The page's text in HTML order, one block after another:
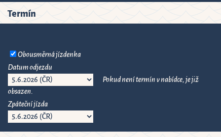
30
Close
Termín
Obousměrná jízdenka
Datum odjezdu
Pokud není termín v nabídce, je již
obsazen.
Zpáteční jízda